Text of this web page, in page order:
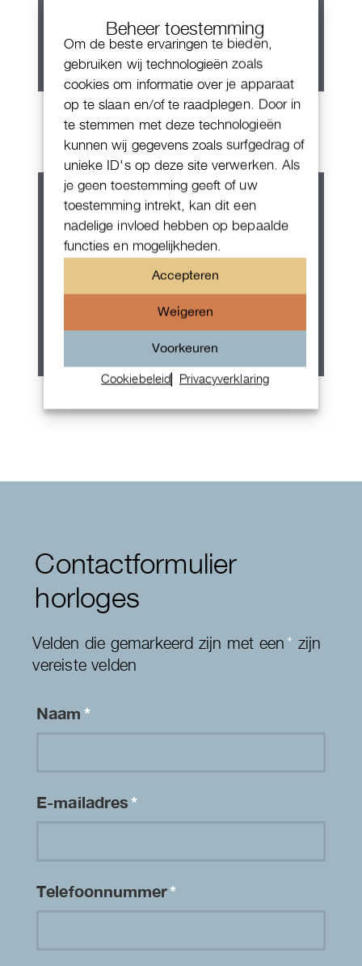
Beheer toestemming
Om de beste ervaringen te bieden,
gebruiken wij technologieën zoals
cookies om informatie over je apparaat
op te slaan en/of te raadplegen. Door in
te stemmen met deze technologieën
kunnen wij gegevens zoals surfgedrag of
unieke ID's op deze site verwerken. Als
je geen toestemming geeft of uw
toestemming intrekt, kan dit een
nadelige invloed hebben op bepaalde
functies en mogelijkheden.
Accepteren
Weigeren
Voorkeuren
Cookiebeleid Privacyverklaring
Breitling Navitimer Automatic
Contactformulier
horloges
Velden die gemarkeerd zijn met een* zijn
vereiste velden
Naam*
E-mailadres*
Telefoonnummer*